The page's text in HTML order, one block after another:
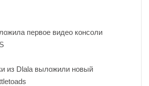
первое видео консоли
из Dlala выложили новый